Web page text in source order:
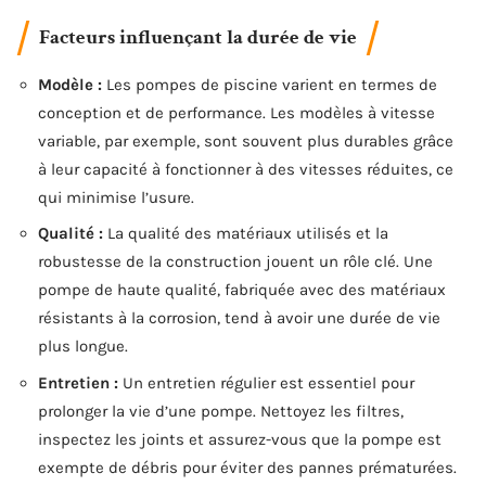
Facteurs influençant la durée de vie
Modèle : Les pompes de piscine varient en termes de
conception et de performance. Les modèles à vitesse
variable, par exemple, sont souvent plus durables grâce
à leur capacité à fonctionner à des vitesses réduites, ce
qui minimise l’usure.
Qualité : La qualité des matériaux utilisés et la
robustesse de la construction jouent un rôle clé. Une
pompe de haute qualité, fabriquée avec des matériaux
résistants à la corrosion, tend à avoir une durée de vie
plus longue.
Entretien : Un entretien régulier est essentiel pour
prolonger la vie d’une pompe. Nettoyez les filtres,
inspectez les joints et assurez-vous que la pompe est
exempte de débris pour éviter des pannes prématurées.